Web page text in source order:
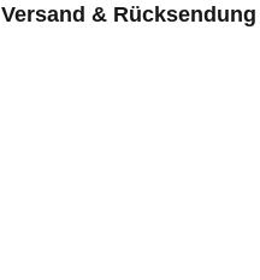
Versand & Rücksendung